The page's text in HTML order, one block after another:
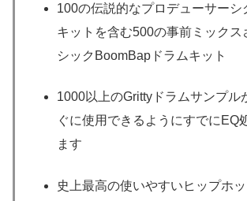
100の伝説的なプロデューサーシ
キットを含む500の事前ミックス
シックBoomBapドラムキット
1000以上のGrittyドラムサンプル
ぐに使用できるようにすでにEQ
ます
史上最高の使いやすいヒップホ